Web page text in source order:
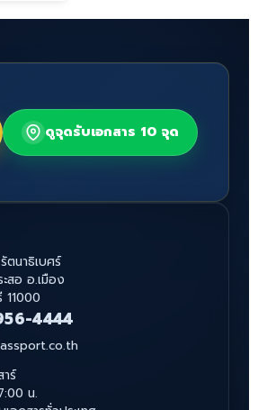
ดูจุดรับเอกสาร 10 จุด
ตนาธิเบศร์
สอ อ.เมือง
11000
4444
ร์
น.